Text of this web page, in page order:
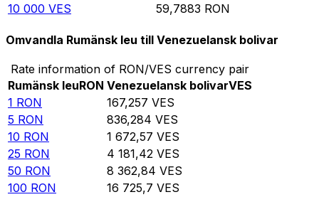
10 000 VES 59,7883 RON
Omvandla Rumänsk leu till Venezuelansk bolivar
Rate information of RON/VES currency pair
Rumänsk leuRON Venezuelansk bolivarVES
1 RON 167,257 VES
5 RON 836,284 VES
10 RON 1 672,57 VES
25 RON 4 181,42 VES
50 RON 8 362,84 VES
100 RON 16 725,7 VES